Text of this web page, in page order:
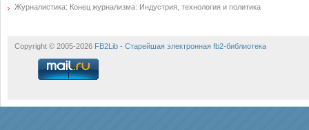
Журналистика: Конец журнализма: Индустрия, технология и политика
Copyright © 2005-2026 FB2Lib - Старейшая электронная fb2-библиотека